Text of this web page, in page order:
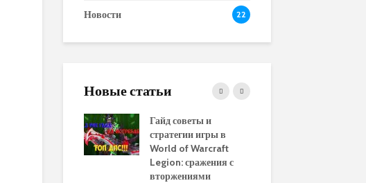
Новости 22
Новые статьи
Гайд советы и
стратегии игры в
World of Warcraft
Legion: сражения с
вторжениями